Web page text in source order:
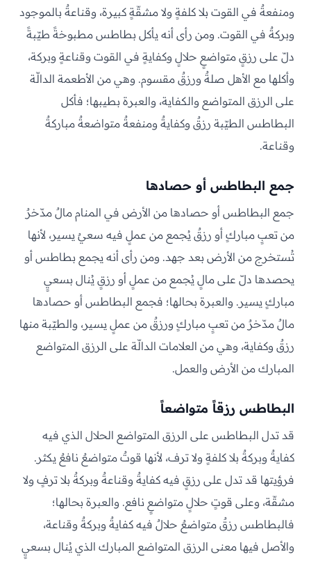
ومنفعةٌ في القوت بلا كلفةٍ ولا مشقّةٍ كبيرة، وقناعةٌ بالموجود
وبركةٌ في القوت. ومن رأى أنه يأكل بطاطس مطبوخةً طيّبةً
دلّ على رزقٍ متواضعٍ حلالٍ وكفايةٍ في القوت وقناعةٍ وبركة،
وأكلها مع الأهل صلةٌ ورزقٌ مقسوم. وهي من الأطعمة الدالّة
على الرزق المتواضع والكفاية، والعبرة بطيبها؛ فأكل
البطاطس الطيّبة رزقٌ وكفايةٌ ومنفعةٌ متواضعةٌ مباركةٌ
وقناعة.
جمع البطاطس أو حصادها
جمع البطاطس أو حصادها من الأرض في المنام مالٌ مدّخرٌ
من تعبٍ مباركٍ أو رزقٌ يُجمع من عملٍ فيه سعيٌ يسير، لأنها
تُستخرج من الأرض بعد جهد. ومن رأى أنه يجمع بطاطس أو
يحصدها دلّ على مالٍ يُجمع من عملٍ أو رزقٍ يُنال بسعيٍ
مباركٍ يسير. والعبرة بحالها؛ فجمع البطاطس أو حصادها
مالٌ مدّخرٌ من تعبٍ مباركٍ ورزقٌ من عملٍ يسير، والطيّبة منها
رزقٌ وكفاية، وهي من العلامات الدالّة على الرزق المتواضع
المبارك من الأرض والعمل.
البطاطس رزقاً متواضعاً
قد تدل البطاطس على الرزق المتواضع الحلال الذي فيه
كفايةٌ وبركةٌ بلا كلفةٍ ولا ترف، لأنها قوتٌ متواضعٌ نافعٌ يكثر.
فرؤيتها قد تدل على رزقٍ فيه كفايةٌ وقناعةٌ وبركةٌ بلا ترفٍ ولا
مشقّة، وعلى قوتٍ حلالٍ متواضعٍ نافع. والعبرة بحالها؛
فالبطاطس رزقٌ متواضعٌ حلالٌ فيه كفايةٌ وبركةٌ وقناعة،
والأصل فيها معنى الرزق المتواضع المبارك الذي يُنال بسعيٍ